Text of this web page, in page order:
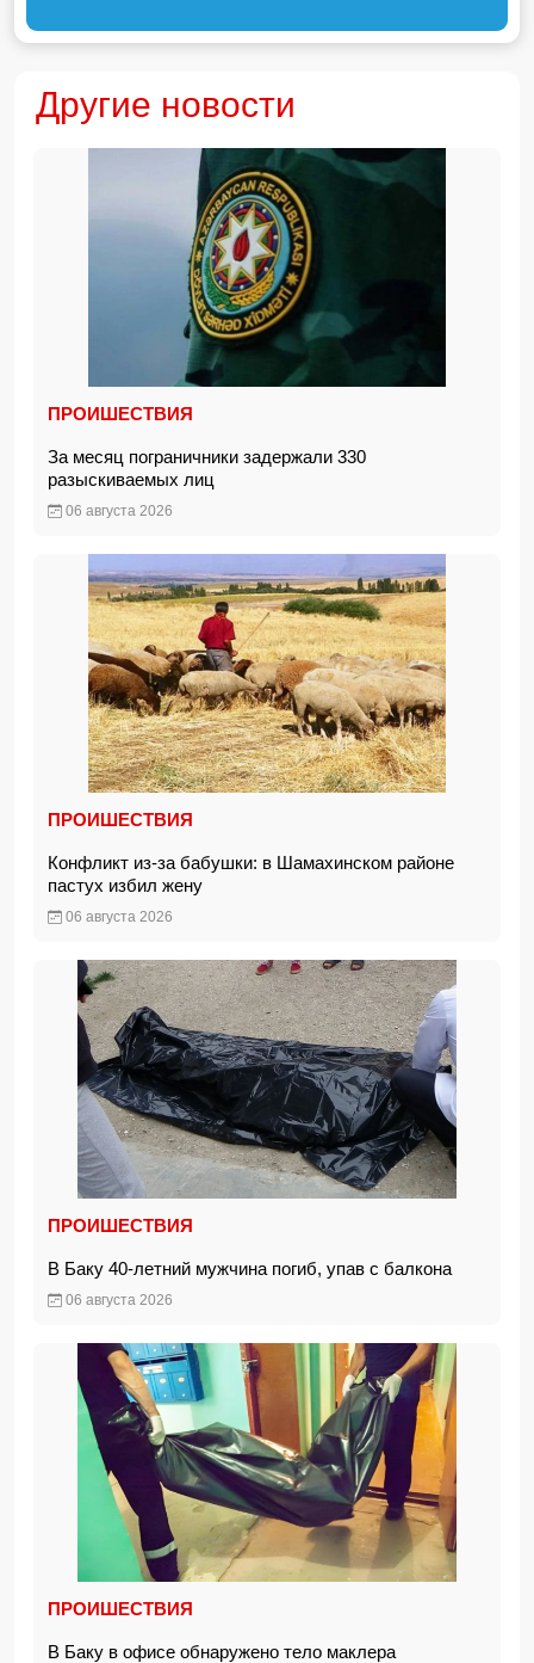
Другие новости
ПРОИШЕСТВИЯ
За месяц пограничники задержали 330
разыскиваемых лиц
06 августа 2026
ПРОИШЕСТВИЯ
Конфликт из-за бабушки: в Шамахинском районе
пастух избил жену
06 августа 2026
ПРОИШЕСТВИЯ
В Баку 40-летний мужчина погиб, упав с балкона
06 августа 2026
ПРОИШЕСТВИЯ
В Баку в офисе обнаружено тело маклера